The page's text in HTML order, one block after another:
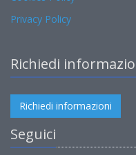
Privacy Policy
Richiedi
Richiedi informazioni
Seguici